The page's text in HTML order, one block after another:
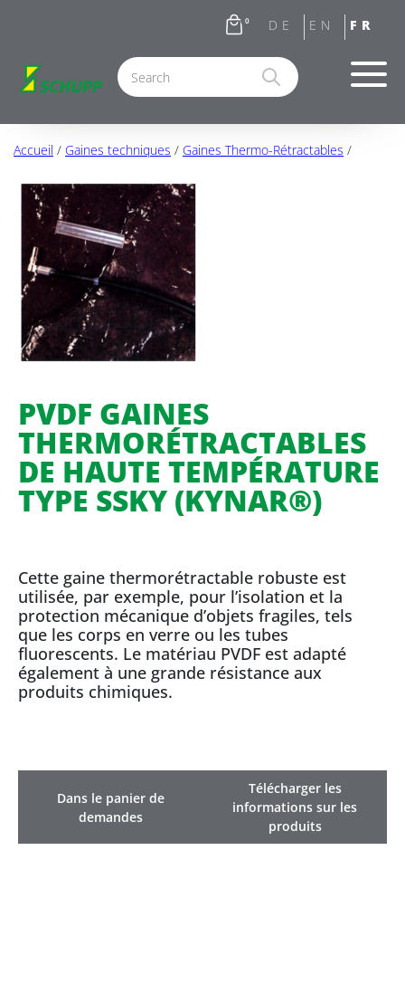
0
Accueil / Gaines techniques / Gaines Thermo-Rétractables /
PVDF GAINES
THERMORÉTRACTABLES
DE HAUTE TEMPÉRATURE
TYPE SSKY (KYNAR®)
Cette gaine thermorétractable robuste est
utilisée, par exemple, pour l’isolation et la
protection mécanique d’objets fragiles, tels
que les corps en verre ou les tubes
fluorescents. Le matériau PVDF est adapté
également à une grande résistance aux
produits chimiques.
Dans le panier de
demandes
Télécharger les
informations sur les
produits